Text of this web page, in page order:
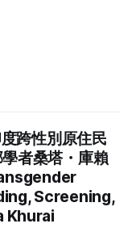
跨性別原住民
者桑塔・庫賴
Screening,
Khurai